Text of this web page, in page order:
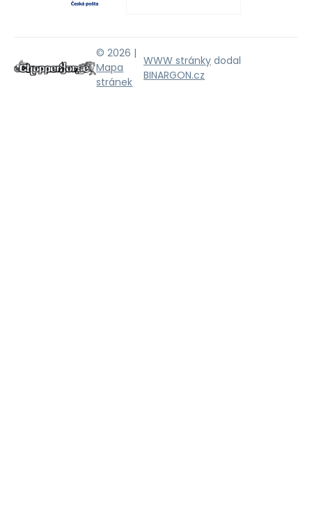
© 2026 |
Mapa
stránek
WWW stránky dodal
BINARGON.cz